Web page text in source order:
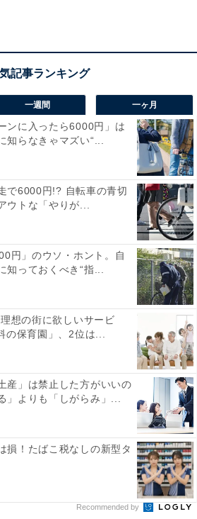
した。ある学校においては、生徒
越えた場合に、その生徒の奨学金
。反食品浪費の表示がされていな
時に反食品浪費を促していないレ
われています。
らしいことですが、法で取り締ま
棄（※）は多いのでしょうか？
は別。食品廃棄とは消費されずに
指す。食品廃棄の中で、本来食べ
ものを食品ロスという。
一週間 一ヶ月
ンに入ったら6000円」は
知らなきゃマズい“...
で6000円!? 自転車の青切
ウトな「やりが...
円」のウソ・ホント。自
知っておくべき“指...
想の街に欲しいサービ
の保育園」、2位は...
産」は禁止した方がいいの
」よりも「しがらみ」...
損！たばこ税なしの新型タ
Recommended by